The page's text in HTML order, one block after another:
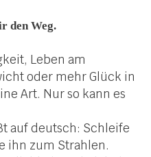
den Weg.
Leben am
oder mehr Glück in
Art. Nur so kann es
auf deutsch: Schleife
ihn zum Strahlen.